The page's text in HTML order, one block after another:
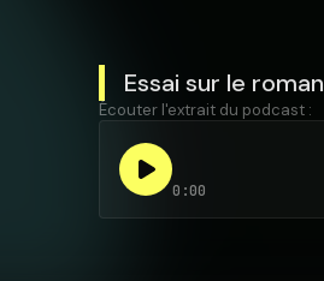
Essai sur le roman
Écouter l'extrait du podcast :
0:00